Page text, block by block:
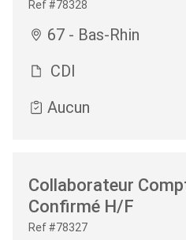
Ref #78328
67 - Bas-Rhin
CDI
Aucun
Collaborateur
Confirmé H/F
Ref #78327